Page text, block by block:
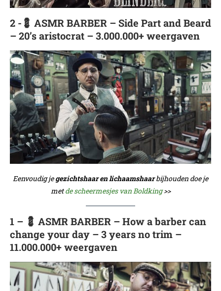
2 -💈 ASMR BARBER – Side Part and Beard
– 20’s aristocrat – 3.000.000+ weergaven
Eenvoudig jegezichtshaar en lichaamshaarbijhouden doe je
metde scheermesjes van Boldking>>
1 – 💈 ASMR BARBER – How a barber can
change your day – 3 years no trim –
11.000.000+ weergaven